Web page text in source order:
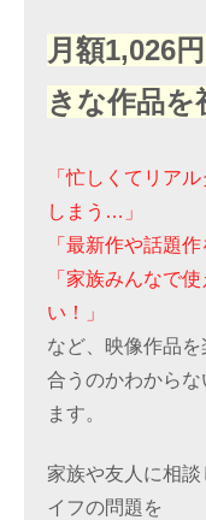
月額1,026
きな作品を
「忙しくてリア
しまう…」
「最新作や話題
「家族みんなで
い！」
など、映像作品
合うのかわから
ます。
家族や友人に相
イフの問題を